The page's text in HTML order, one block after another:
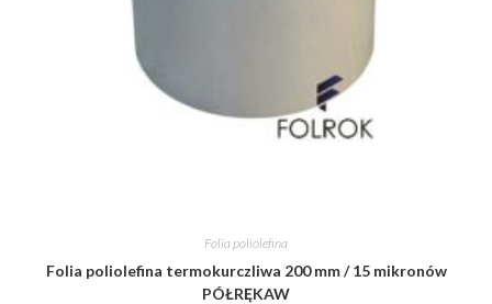
Folia poliolefina
Folia poliolefina termokurczliwa 200 mm / 15 mikronów
PÓŁRĘKAW